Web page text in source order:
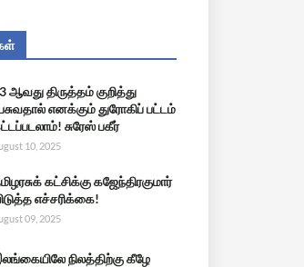
ஆவது திருத்தம் குறித்து
எனக்கும் துரோகிப் பட்டம்
சுரேஸ் பகீர்
10, 2025
கட்சிக்கு கஜேந்திரகுமார்
எச்சரிக்கை!
09, 2025
நிலத்திற்கு கீழே